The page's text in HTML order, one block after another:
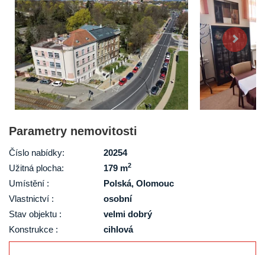
Parametry nemovitosti
Číslo nabídky:
20254
Užitná plocha:
179 m2
Umístění :
Polská, Olomouc
Vlastnictví :
osobní
Stav objektu :
velmi dobrý
Konstrukce :
cihlová